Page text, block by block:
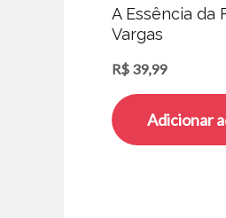
A Essência da
Vargas
R$ 39,99
Adicionar